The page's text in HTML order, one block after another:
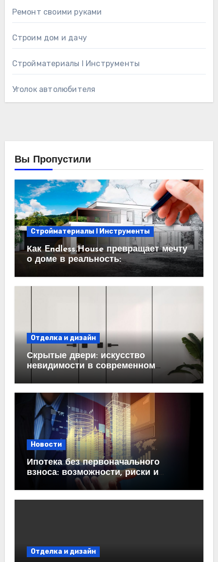
Ремонт своими руками
Строим дом и дачу
Стройматериалы l Инструменты
Уголок автолюбителя
Вы Пропустили
Стройматериалы l Инструменты
Как Endless.House превращает мечту
о доме в реальность:
проектирование под ключ
Отделка и дизайн
Скрытые двери: искусство
невидимости в современном
Новости
Ипотека без первоначального
взноса: возможности, риски и
практические рекомендации<
Отделка и дизайн